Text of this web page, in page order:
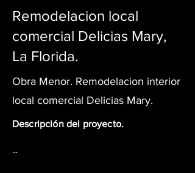
Remodelacion local
comercial Delicias Mary,
La Florida.
Obra Menor. Remodelacion interior
local comercial Delicias Mary.
Descripción del proyecto.
...